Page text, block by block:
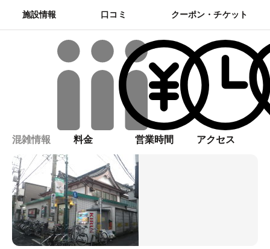
施設情報 口コミ クーポン・チケット
混雑情報 料金 営業時間 アクセス